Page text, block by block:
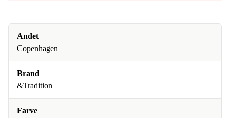
Andet
Copenhagen
Brand
&Tradition
Farve